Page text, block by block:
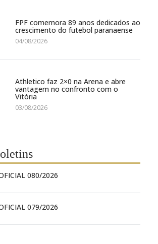
FPF comemora 89 anos dedicados ao
crescimento do futebol paranaense
04/08/2026
Athletico faz 2×0 na Arena e abre
vantagem no confronto com o
Vitória
03/08/2026
080/2026
079/2026